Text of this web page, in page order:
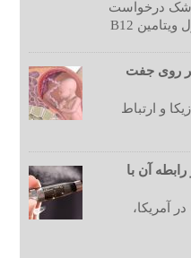
درخواست
می کنند که به نسخه آنها چند آمپول ویتامین B12
بر روی جفت
و ارتباط
آن با
آمریکا،